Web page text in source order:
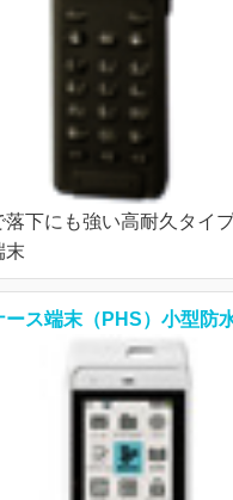
落下にも強い高耐久タイ
末
ース端末（PHS）小型防